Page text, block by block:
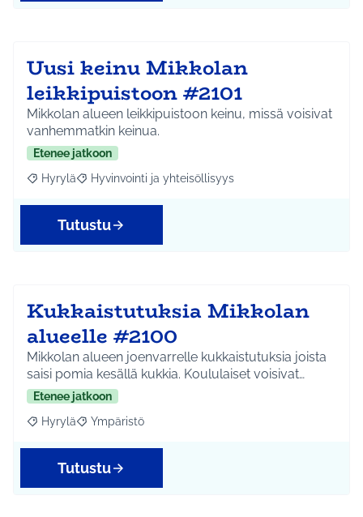
Uusi keinu Mikkolan
leikkipuistoon #2101
Mikkolan alueen leikkipuistoon keinu, missä voisivat
vanhemmatkin keinua.
Etenee jatkoon
Rajaa tulokset aihepiirin mukaan: Hyrylä
Hyrylä Rajaa tulokset teeman mukaan: Hyvinvointi ja
Hyvinvointi ja yhteisöllisyys
Tutustu
Kukkaistutuksia Mikkolan
alueelle #2100
Mikkolan alueen joenvarrelle kukkaistutuksia joista
saisi pomia kesällä kukkia. Koululaiset voisivat…
Etenee jatkoon
Rajaa tulokset aihepiirin mukaan: Hyrylä
Hyrylä Rajaa tulokset teeman mukaan: Ympäristö
Ympäristö
Tutustu